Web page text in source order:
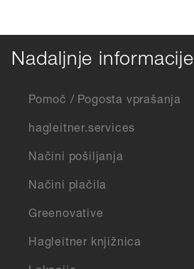
Nadaljnje informacije
Pomoč / Pogosta vprašanja
hagleitner.services
Načini pošiljanja
Načini plačila
Greenovative
Hagleitner knjižnica